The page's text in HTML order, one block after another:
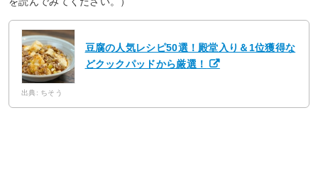
豆腐の人気レシピ50選！殿堂入り＆1位獲得な
どクックパッドから厳選！
出典: ちそう